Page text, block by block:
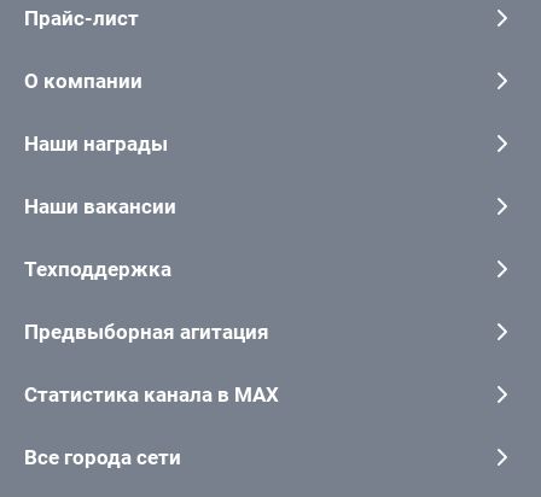
Прайс-лист
О компании
Наши награды
Наши вакансии
Техподдержка
Предвыборная агитация
Статистика канала в MAX
Все города сети